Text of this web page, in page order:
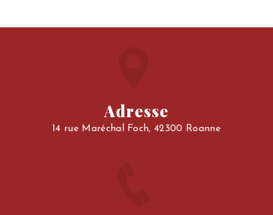
Adresse
14 rue Maréchal Foch, 42300 Roanne